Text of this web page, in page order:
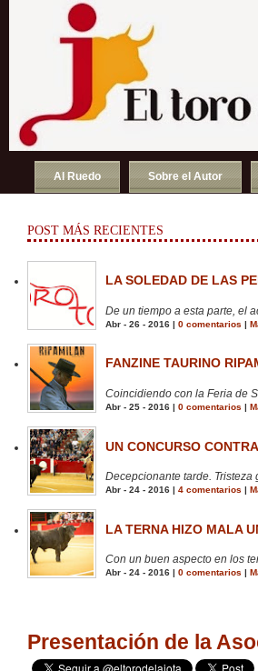
Al Ruedo Sobre el Autor
POST MÁS RECIENTES
LA SOLEDAD DE LAS
De un tiempo a esta parte, el
Abr - 26 - 2016 | 0 comentarios |
FANZINE TAURINO
Coincidiendo con la Feria de
Abr - 25 - 2016 | 0 comentarios |
UN CONCURSO
Decepcionante tarde.
Abr - 24 - 2016 | 4 comentarios |
LA TERNA HIZO MALA
Con un buen aspecto en los
Abr - 24 - 2016 | 0 comentarios
Presentación de la